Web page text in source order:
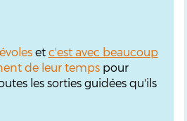
et c'est avec beaucoup
de leur tempspour
les sorties guidées qu'ils